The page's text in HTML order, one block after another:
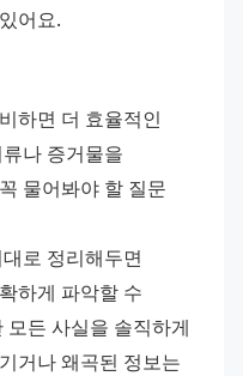
어요.
하면 더 효율적인
나 증거물을
물어봐야 할 질문
로 정리해두면
하게 파악할 수
든 사실을 솔직하게
거나 왜곡된 정보는